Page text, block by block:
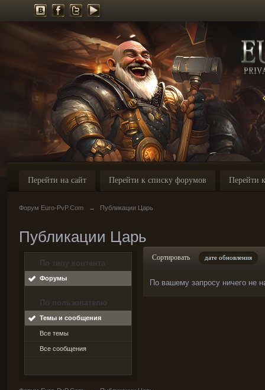
Перейти на сайт Перейти к списку форумов Перейти
Форум Euro-PvP.Com → Публикации Царь
Публикации Царь
По типу контента
Форумы
По пользователю
Темы и сообщения
Все темы
Все сообщения
Сортировать дате обновления
По вашему запросу ничего не